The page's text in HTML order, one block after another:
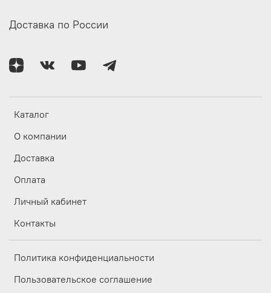
Каталог
О компании
Доставка
Оплата
Личный кабинет
Контакты
Политика конфиденциальности
Пользовательское соглашение
Доставка по России